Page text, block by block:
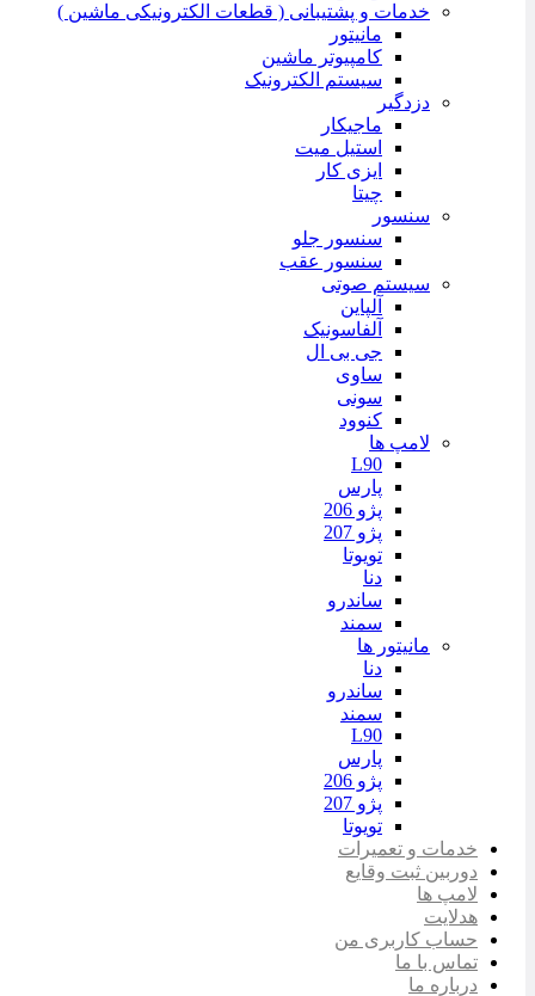
خدمات و پشتیبانی ( قطعات الکترونیکی ماشین )
مانیتور
کامپیوتر ماشین
سیستم الکترونیک
دزدگیر
ماجیکار
استیل میت
ایزی کار
چیتا
سنسور
سنسور جلو
سنسور عقب
سیستم صوتی
آلپاین
آلفاسونیک
جی بی ال
ساوی
سونی
کنوود
لامپ ها
L90
پارس
پژو 206
پژو 207
تویوتا
دنا
ساندرو
سمند
مانیتور ها
دنا
ساندرو
سمند
L90
پارس
پژو 206
پژو 207
تویوتا
خدمات و تعمیرات
دوربین ثبت وقایع
لامپ ها
هدلایت
حساب کاربری من
تماس با ما
درباره ما